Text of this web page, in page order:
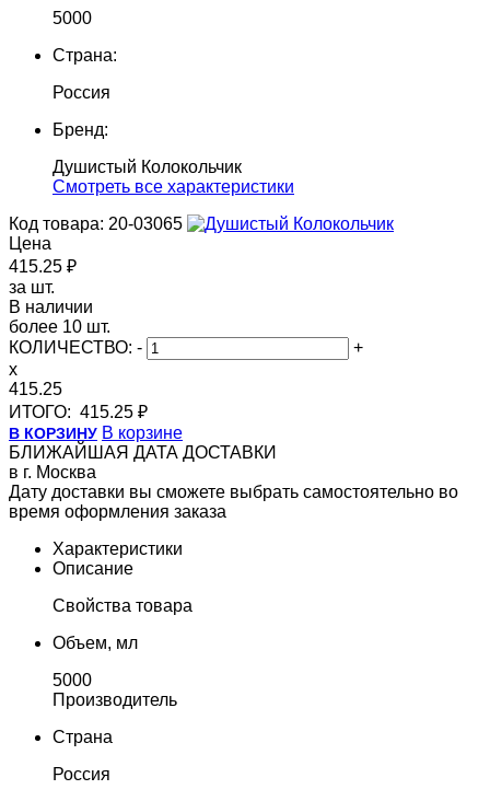
5000
Страна:
Россия
Бренд:
Душистый Колокольчик
Cмотреть все характеристики
Код товара: 20-03065
Цена
415.25 ₽
за шт.
В наличии
более 10 шт.
КОЛИЧЕСТВО: -
+
x
415.25
ИТОГО: 415.25 ₽
В КОРЗИНУ В корзине
БЛИЖАЙШАЯ ДАТА ДОСТАВКИ
в г. Москва
Дату доставки вы сможете выбрать самостоятельно во
время оформления заказа
Характеристики
Описание
Свойства товара
Объем, мл
5000
Производитель
Страна
Россия